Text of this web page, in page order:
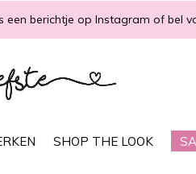
SHOP THE LOOK
een berichtje op Instagram of bel